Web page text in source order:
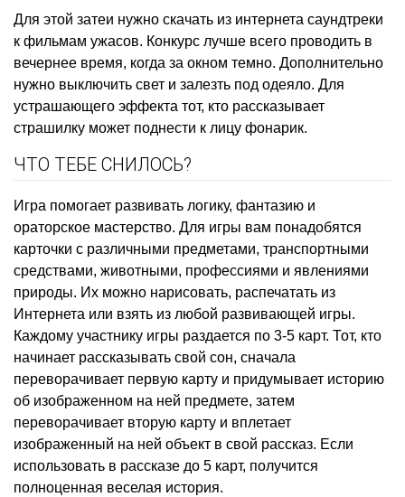
Для этой затеи нужно скачать из интернета саундтреки
к фильмам ужасов. Конкурс лучше всего проводить в
вечернее время, когда за окном темно. Дополнительно
нужно выключить свет и залезть под одеяло. Для
устрашающего эффекта тот, кто рассказывает
страшилку может поднести к лицу фонарик.
ЧТО ТЕБЕ СНИЛОСЬ?
Игра помогает развивать логику, фантазию и
ораторское мастерство. Для игры вам понадобятся
карточки с различными предметами, транспортными
средствами, животными, профессиями и явлениями
природы. Их можно нарисовать, распечатать из
Интернета или взять из любой развивающей игры.
Каждому участнику игры раздается по 3-5 карт. Тот, кто
начинает рассказывать свой сон, сначала
переворачивает первую карту и придумывает историю
об изображенном на ней предмете, затем
переворачивает вторую карту и вплетает
изображенный на ней объект в свой рассказ. Если
использовать в рассказе до 5 карт, получится
полноценная веселая история.